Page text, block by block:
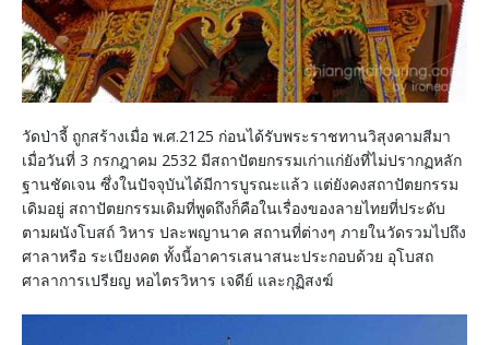
วัดป่าจี้ ถูกสร้างเมื่อ พ.ศ.2125 ก่อนได้รับพระราชทานวิสุงคามสีมา
เมื่อวันที่ 3 กรกฎาคม 2532 มีสถาปัตยกรรมเก่าแก่ยังที่ไม่ปรากฏหลัก
ฐานชัดเจน ซึ่งในปัจจุบันได้มีการบูรณะแล้ว แต่ยังคงสถาปัตยกรรม
เดิมอยู่ สถาปัตยกรรมเดิมที่พูดถึงก็คือในเรื่องของลายไทยที่ประดับ
ตามผนังโบสถ์ วิหาร ปละพญานาค สถานที่ต่างๆ ภายในวัดรวมไปถึง
ศาลาหรือ ระเบียงคต ทั้งนี้อาคารเสนาสนะประกอบด้วย อุโบสถ
ศาลาการเปรียญ หอไตรวิหาร เจดีย์ และกุฏิสงฆ์